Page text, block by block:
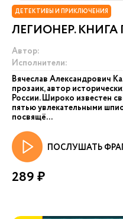
ДЕТЕКТИВЫ И ПРИКЛЮЧЕНИЯ
ЛЕГИОНЕР. КНИГА
Автор:
Исполнители:
Вячеслав Александрович
прозаик, автор
России. Широко известен
пятью увлекательными
посвящё...
ПОСЛУШАТЬ
289 ₽